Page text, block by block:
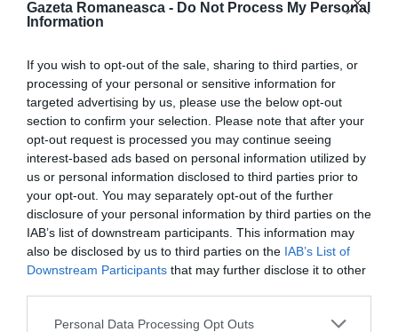
Gazeta Romaneasca - Do Not Process My Personal
Information
If you wish to opt-out of the sale, sharing to third parties, or
processing of your personal or sensitive information for
targeted advertising by us, please use the below opt-out
section to confirm your selection. Please note that after your
opt-out request is processed you may continue seeing
interest-based ads based on personal information utilized by
us or personal information disclosed to third parties prior to
your opt-out. You may separately opt-out of the further
disclosure of your personal information by third parties on the
IAB’s list of downstream participants. This information may
also be disclosed by us to third parties on the IAB’s List of
Downstream Participants that may further disclose it to other
Personal Data Processing Opt Outs
pentru a se consolida cadrul probatoriu împotriva
persoană și vătămare corporală gravă.